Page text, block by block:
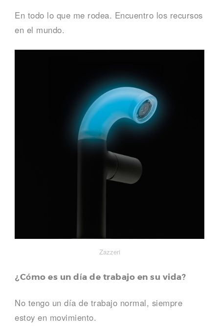
En todo lo que me rodea. Encuentro los recursos
en el mundo.
Zazzeri
¿Cómo es un día de trabajo en su vida?
No tengo un día de trabajo normal, siempre
estoy en movimiento.